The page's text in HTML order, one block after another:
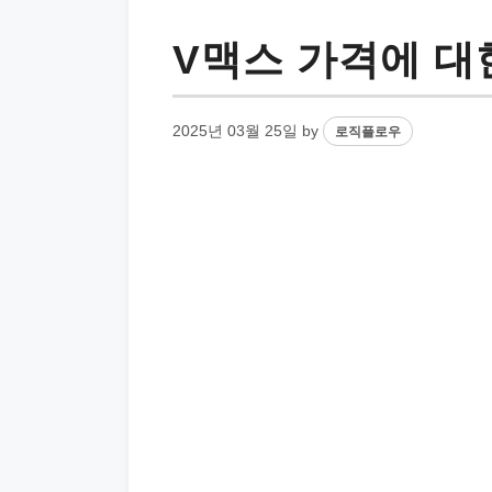
V맥스 가격에 대
2025년 03월 25일 by 로직플로우